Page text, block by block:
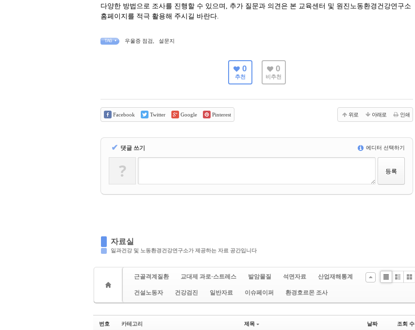
다양한 방법으로 조사를 진행할 수 있으며, 추가 질문과 의견은 본 교육센터 및 원진노동환경건강연구소
홈페이지를 적극 활용해 주시길 바란다.
TAG • 우울증 점검 설문지
0
추천
0
비추천
Facebook Twitter Google Pinterest 위로 아래로 인쇄
✔ 댓글 쓰기 에디터 선택하기
?
자료실
일과건강 및 노동환경건강연구소가 제공하는 자료 공간입니다
근골격계질환 교대제 과로·스트레스 발암물질 석면자료 산업재해통계
건설노동자 건강검진 일반자료 이슈페이퍼 환경호르몬 조사
Li
Zi
e
G
le
번호 카테고리 제목 날짜 조회 수